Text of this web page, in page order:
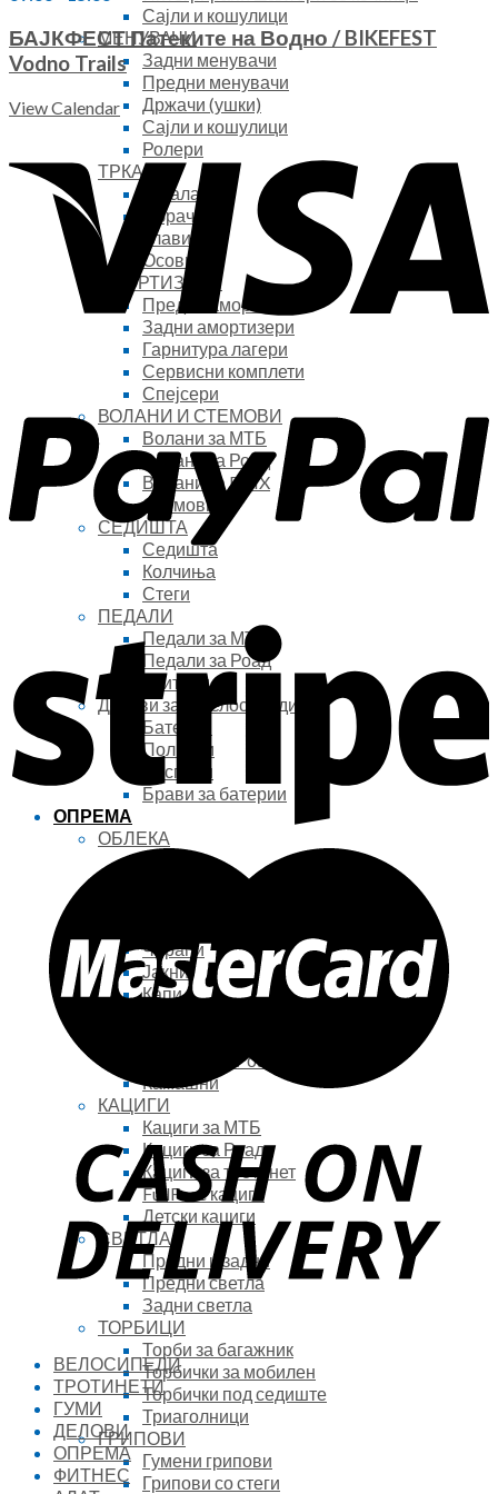
Сајли и кошулици
МЕНУВАЧИ
Задни менувачи
Предни менувачи
Држачи (ушки)
Сајли и кошулици
Ролери
ТРКАЛА
Тркала
Обрачи
Главини
Осовини
АМОРТИЗЕРИ
Предни амортизери
Задни амортизери
Гарнитура лагери
Сервисни комплети
Спејсери
ВОЛАНИ И СТЕМОВИ
Волани за МТБ
Волани за Роад
Волани за BMX
Стемови
СЕДИШТА
Седишта
Колчиња
Стеги
ПЕДАЛИ
Педали за МТБ
Педали за Роад
Клитови
Делови за е-велосипеди
Батерии
Полначи
Дисплеи
Брави за батерии
ОПРЕМА
ОБЛЕКА
Дресови
Чорапи
Јакни
Капи
Кондури за Роад
Камашни
КАЦИГИ
Кациги за МТБ
Кациги за Роад
Кациги за тротинет
FullFace кациги
Детски кациги
СВЕТЛА
Предни и задни
Предни светла
Задни светла
ТОРБИЦИ
Торби за багажник
Торбички за мобилен
Торбички под седиште
Триаголници
ГРИПОВИ
Гумени грипови
Грипови со стеги
БАЈКФЕСТ Патеките на Водно / BIKEFEST
Vodno Trails
View Calendar
ВЕЛОСИПЕДИ
ТРОТИНЕТИ
ГУМИ
ДЕЛОВИ
ОПРЕМА
ФИТНЕС